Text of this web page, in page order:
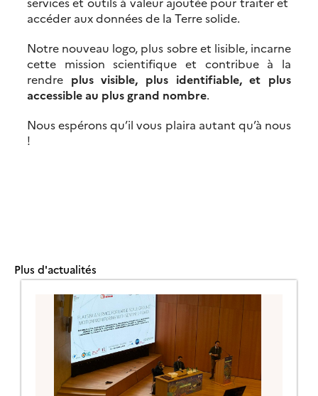
accéder aux données de la Terre solide.
Notre nouveau logo, plus sobre et lisible, incarne
cette mission scientifique et contribue à la
rendre plus visible, plus identifiable, et plus
accessible au plus grand nombre.
Nous espérons qu’il vous plaira autant qu’à nous
!
Plus d'actualités